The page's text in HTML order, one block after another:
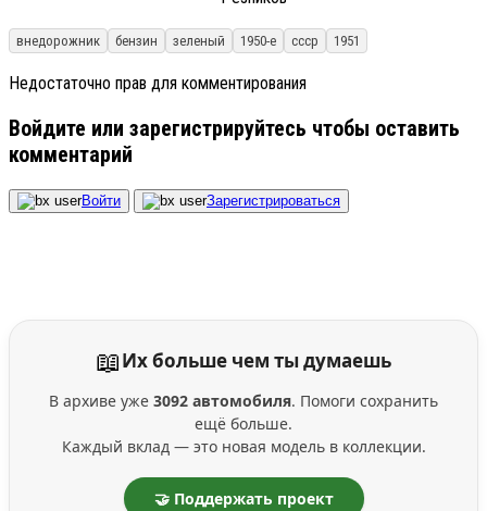
внедорожник бензин зеленый 1950-е ссср 1951
Недостаточно прав для комментирования
Войдите или зарегистрируйтесь чтобы оставить
комментарий
Войти Зарегистрироваться
📖Их больше чем ты думаешь
В архиве уже 3092 автомобиля. Помоги сохранить
ещё больше.
Каждый вклад — это новая модель в коллекции.
🤝 Поддержать проект